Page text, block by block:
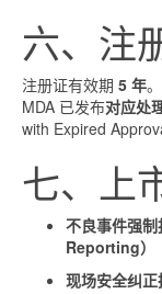
六、注
注册证有效期 5 年
MDA 已发布对应处
with Expired
七、上
不良事件强
Reporting）
现场安全纠正